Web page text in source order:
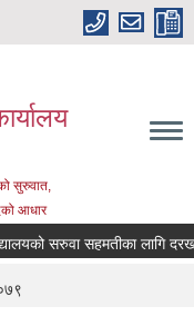
सुरुवात,
आधार
सरुवा सहमतीका लागि